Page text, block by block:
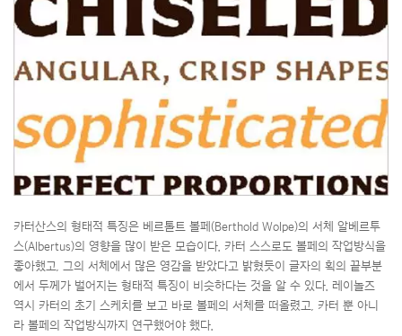
카터산스의 형태적 특징은 베르톨트 볼페(Berthold Wolpe)의 서체 알베르투
스(Albertus)의 영향을 많이 받은 모습이다. 카터 스스로도 볼페의 작업방식을
좋아했고, 그의 서체에서 많은 영감을 받았다고 밝혔듯이 글자의 획의 끝부분
에서 두께가 벌어지는 형태적 특징이 비슷하다는 것을 알 수 있다. 레이놀즈
역시 카터의 초기 스케치를 보고 바로 볼페의 서체를 떠올렸고, 카터 뿐 아니
라 볼페의 작업방식까지 연구했어야 했다.